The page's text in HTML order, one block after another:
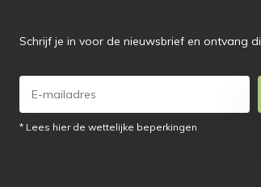
Schrijf je in voor de nieuwsbrief en ontvang
* Lees hier de wettelijke beperkingen